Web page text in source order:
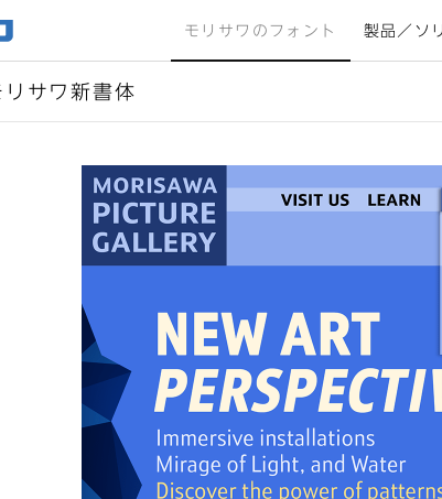
モリサワのフォント 製品／ソ
サワ新書体